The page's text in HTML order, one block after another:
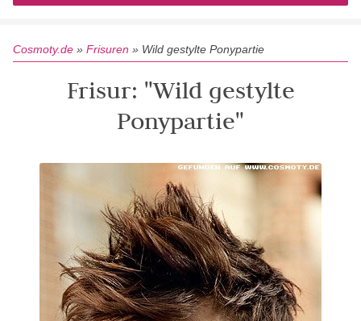
Cosmoty.de » Frisuren » Wild gestylte Ponypartie
Frisur: "Wild gestylte
Ponypartie"